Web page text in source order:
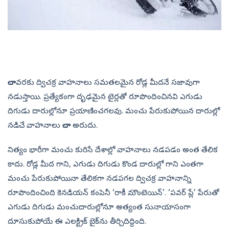
చాలావరకు ద్విచక్ర వాహనాలు సమతలమైన రోడ్ల మీదనే సజావుగా
నడుస్తాయి. ప్రత్యేకంగా దృఢమైన టైర్లతో రూపొందించినవి ఎగుడు
దిగుడు దారుల్లోనూ ప్రయాణించగలవు. మంచు పేరుకుపోయిన దారుల్లో
నడిచే వాహనాలు చాలా అరుదు.
నిత్యం భారీగా మంచు కురిసే దేశాల్లో వాహనాలు నడపడం అంత తేలిక
కాదు. రోడ్ల మీద గాని, ఎగుడు దిగుడు కొండ దారుల్లో గాని ఎంతగా
మంచు పేరుకుపోయినా తేలికగా నడపగల ద్విచక్ర వాహనాన్ని
రూపొందించింది కెనడియన్‌ కంపెనీ ‘రాకీ మౌంటెయిన్‌’. ‘పవర్‌ ప్లే’ పేరుతో
ఎగుడు దిగుడు మంచుదారుల్లోనూ అత్యంత సునాయాసంగా
దూసుకుపోయే ఈ ఎలక్ట్రిక్‌ బైక్‌ను తీర్చిదిద్దింది.